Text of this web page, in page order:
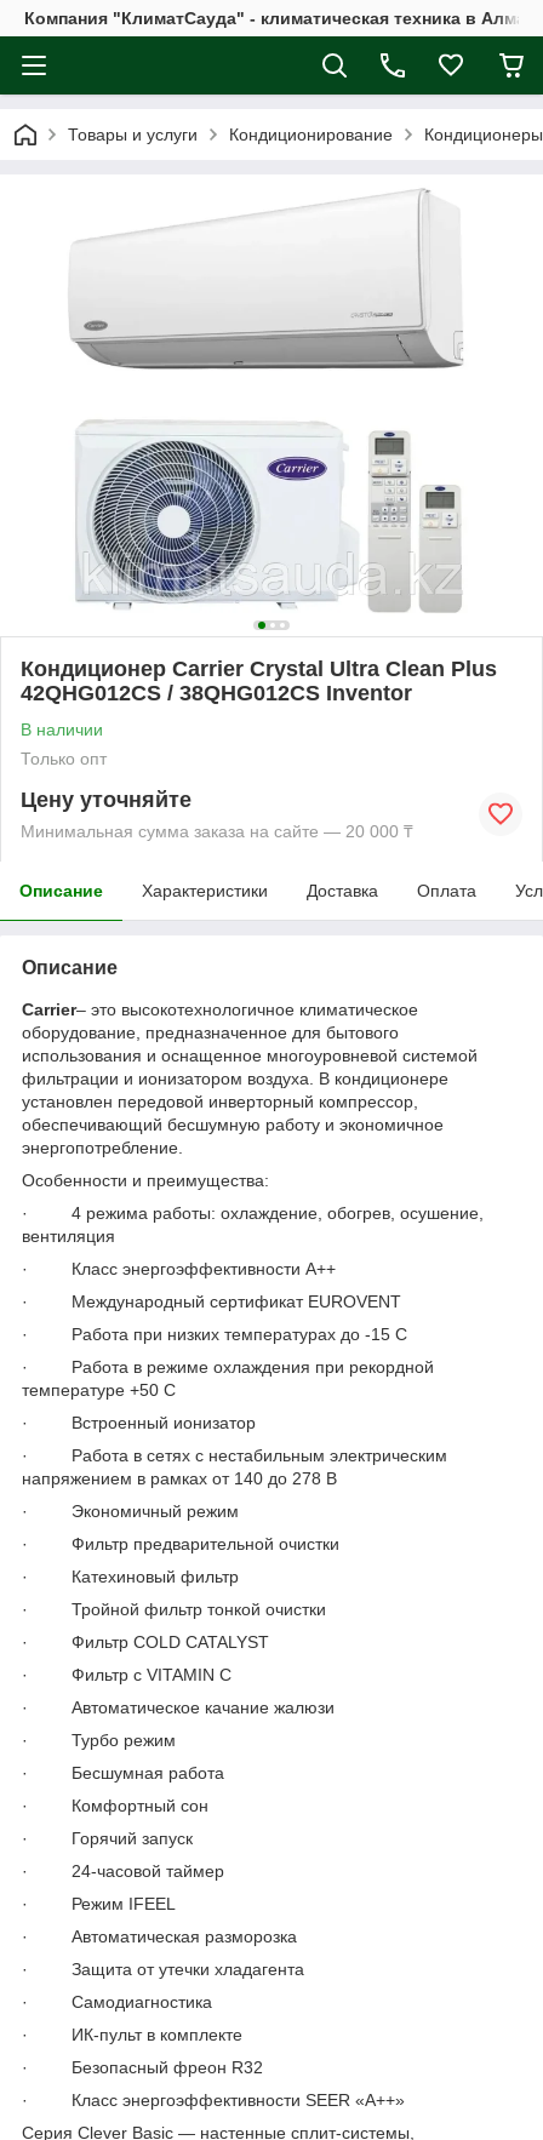
Компания "КлиматСауда" - климатическая техника в
Товары и услуги Кондиционирование
Кондиционер Carrier Crystal Ultra Clean Plus
42QHG012СS / 38QHG012СS Inventor
В наличии
Только опт
Цену уточняйте
Минимальная сумма заказа на сайте — 20 000 ₸
Описание Характеристики Доставка Оплата
Описание
Carrier– это высокотехнологичное климатическое
оборудование, предназначенное для бытового
использования и оснащенное многоуровневой системой
фильтрации и ионизатором воздуха. В кондиционере
установлен передовой инверторный компрессор,
обеспечивающий бесшумную работу и экономичное
энергопотребление.
Особенности и преимущества:
· 4 режима работы: охлаждение, обогрев, осушение,
вентиляция
· Класс энергоэффективности А++
· Международный сертификат EUROVENT
· Работа при низких температурах до -15 C
· Работа в режиме охлаждения при рекордной
температуре +50 С
· Встроенный ионизатор
· Работа в сетях с нестабильным электрическим
напряжением в рамках от 140 до 278 В
· Экономичный режим
· Фильтр предварительной очистки
· Катехиновый фильтр
· Тройной фильтр тонкой очистки
· Фильтр COLD CATALYST
· Фильтр с VITAMIN C
· Автоматическое качание жалюзи
· Турбо режим
· Бесшумная работа
· Комфортный сон
· Горячий запуск
· 24-часовой таймер
· Режим IFEEL
· Автоматическая разморозка
· Защита от утечки хладагента
· Самодиагностика
· ИК-пульт в комплекте
· Безопасный фреон R32
· Класс энергоэффективности SEER «A++»
Серия Clever Basic — настенные сплит-системы,